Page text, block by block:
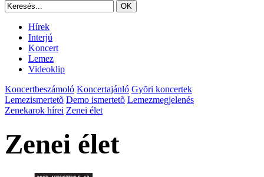
Hírek
Interjú
Koncert
Lemez
Videoklip
Koncertbeszámoló Koncertajánló Gyõri koncertek
Lemezismertetõ Demo ismertetõ Lemezmegjelenés
Zenekarok hírei Zenei élet
Zenei élet